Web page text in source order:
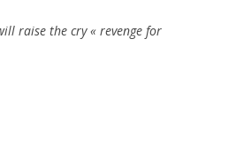
raise the cry « revenge for